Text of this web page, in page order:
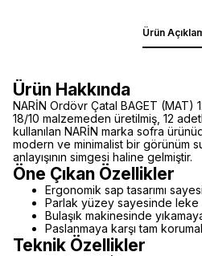
Ürün
Ürün Hakkında
NARİN Ordövr Çatal BAGET (MAT)
18/10 malzemeden üretilmiş, 12
kullanılan NARİN marka sofra
modern ve minimalist bir görünüm
anlayışının simgesi haline gelmiştir.
Öne Çıkan Özellikler
Ergonomik sap tasarımı
Parlak yüzey sayesinde leke
Bulaşık makinesinde
Paslanmaya karşı tam
Teknik Özellikler